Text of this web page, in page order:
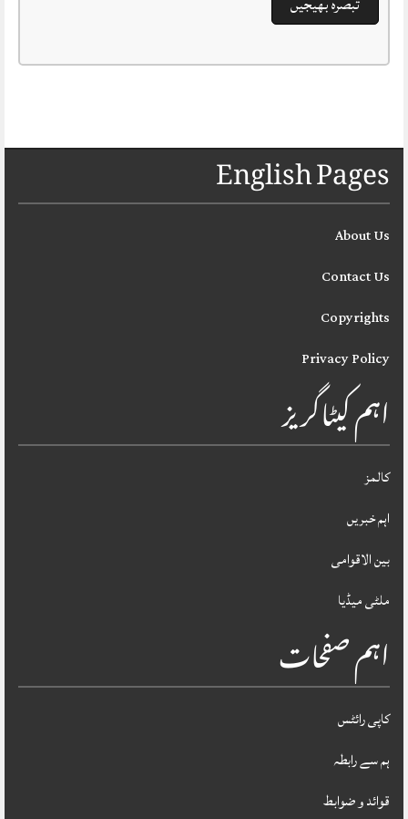
English Pages
About Us
Contact Us
Copyrights
Privacy Policy
اہم کیٹاگریز
کالمز
اہم خبریں
بین الاقوامی
ملٹی میڈیا
اہم صفحات
کاپی رائٹس
ہم سے رابطہ
قوائد و ضوابط